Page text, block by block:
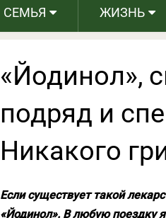
СЕМЬЯ ЖИЗНЬ
«Йодинол»,
подряд и
Никакого
Если существует такой
«Йодинол». В любую поездку я